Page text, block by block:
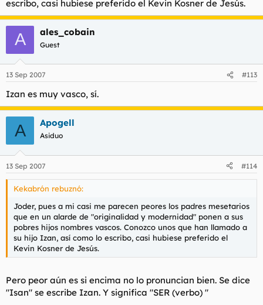
escribo, casi hubiese preferido el Kevin Kosner de Jesús.
A ales_cobain
Guest
13 Sep 2007 #113
Izan es muy vasco, sí.
A Apogell
Asiduo
13 Sep 2007 #114
Kekabrón rebuznó:
Joder, pues a mi casi me parecen peores los padres mesetarios
que en un alarde de "originalidad y modernidad" ponen a sus
pobres hijos nombres vascos. Conozco unos que han llamado a
su hijo Izan, así como lo escribo, casi hubiese preferido el
Kevin Kosner de Jesús.
Pero peor aún es si encima no lo pronuncian bien. Se dice
"Isan" se escribe Izan. Y significa "SER (verbo) "